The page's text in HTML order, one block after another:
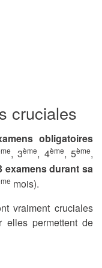
cruciales
obligatoires
, 3ème, 4ème, 5ème,
examens durant sa
mois).
vraiment cruciales
elles permettent de